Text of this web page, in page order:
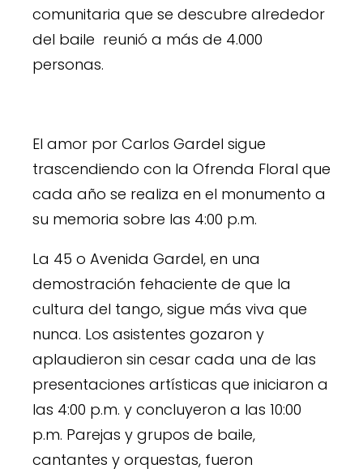
comunitaria que se descubre alrededor
del baile reunió a más de 4.000
personas.
El amor por Carlos Gardel sigue
trascendiendo con la Ofrenda Floral que
cada año se realiza en el monumento a
su memoria sobre las 4:00 p.m.
La 45 o Avenida Gardel, en una
demostración fehaciente de que la
cultura del tango, sigue más viva que
nunca. Los asistentes gozaron y
aplaudieron sin cesar cada una de las
presentaciones artísticas que iniciaron a
las 4:00 p.m. y concluyeron a las 10:00
p.m. Parejas y grupos de baile,
cantantes y orquestas, fueron